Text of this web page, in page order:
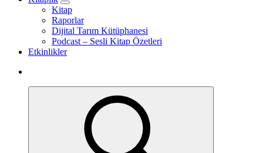
Kitap
Raporlar
Dijital Tarım Kütüphanesi
Podcast – Sesli Kitap Özetleri
Etkinlikler